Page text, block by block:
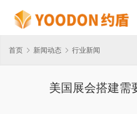
首页 新闻动态 行业新闻
美国展会搭建需